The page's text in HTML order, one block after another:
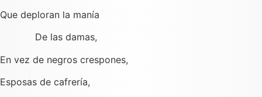
Que deploran la manía
De las damas,
En vez de negros crespones,
Esposas de cafrería,